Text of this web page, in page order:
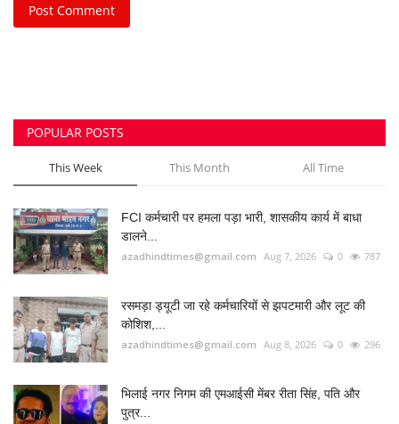
Post Comment
POPULAR POSTS
This Week This Month All Time
FCI कर्मचारी पर हमला पड़ा भारी, शासकीय कार्य में बाधा
डालने...
azadhindtimes@gmail.com Aug 7, 2026 0 787
रसमड़ा ड्यूटी जा रहे कर्मचारियों से झपटमारी और लूट की
कोशिश,...
azadhindtimes@gmail.com Aug 8, 2026 0 296
भिलाई नगर निगम की एमआईसी मेंबर रीता सिंह, पति और
पुत्र...